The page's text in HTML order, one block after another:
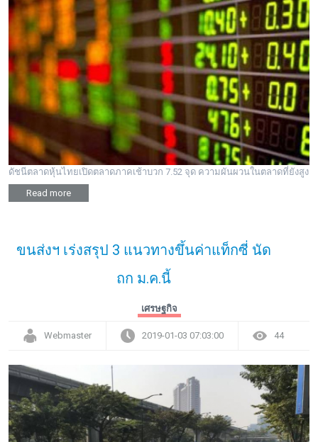
ดัชนีตลาดหุ้นไทยเปิดตลาดภาคเช้าบวก 7.52 จุด ความผันผวนในตลาดที่ยังสูง
Read more
ขนส่งฯ เร่งสรุป 3 แนวทางขึ้นค่าแท็กซี่ นัด
ถก ม.ค.นี้
เศรษฐกิจ
Webmaster 2019-01-03 07:03:00 44